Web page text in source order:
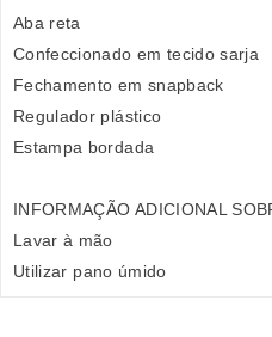
Aba reta
Confeccionado em tecido sarja
Fechamento em snapback
Regulador plástico
Estampa bordada
INFORMAÇÃO ADICIONAL
Lavar à mão
Utilizar pano úmido